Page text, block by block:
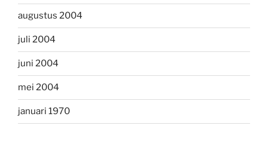
augustus 2004
juli 2004
juni 2004
mei 2004
januari 1970